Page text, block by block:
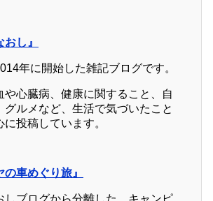
おし』
年に開始した雑記ブログです。
や心臓病、健康に関すること、自
グルメなど、生活で気づいたこと
に投稿しています。
の車めぐり旅』
しブログから分離した、キャンピ